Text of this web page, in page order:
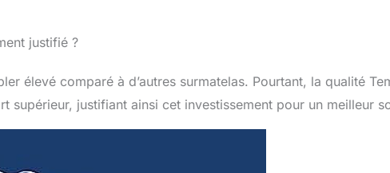
justifié ?
élevé comparé à d’autres surmatelas. Pourtant, la qualité
supérieur, justifiant ainsi cet investissement pour un meilleur